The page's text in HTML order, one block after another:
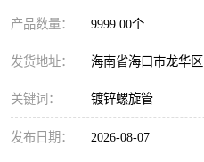
产品数量： 9999.00个
发货地址： 海南省海口市龙华区
关键词： 镀锌螺旋管
发布日期： 2026-08-07